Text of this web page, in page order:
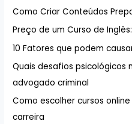
r
p
o
r
:
Como Criar Conteúdos
Preço de um Curso de
10 Fatores que podem
Quais desafios psicológicos
advogado criminal
Como escolher cursos
carreira